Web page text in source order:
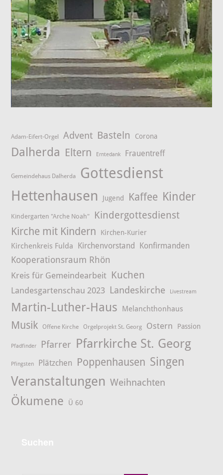
Adam-Eifert-Orgel Advent Basteln Corona
Dalherda Eltern Erntedank Frauentreff
Gemeindehaus Dalherda Gottesdienst
Hettenhausen Jugend Kaffee Kinder
Kindergarten "Arche Noah" Kindergottesdienst
Kirche mit Kindern Kirchen-Kurier
Kirchenkreis Fulda Kirchenvorstand Konfirmanden
Kooperationsraum Rhön
Kreis für Gemeindearbeit Kuchen
Landesgartenschau 2023 Landeskirche Livestream
Martin-Luther-Haus Melanchthonhaus
Musik Offene Kirche Orgelprojekt St. Georg Ostern Passion
Pfadfinder Pfarrer Pfarrkirche St. Georg
Pfingsten Plätzchen Poppenhausen Singen
Veranstaltungen Weihnachten
Ökumene Ü 60